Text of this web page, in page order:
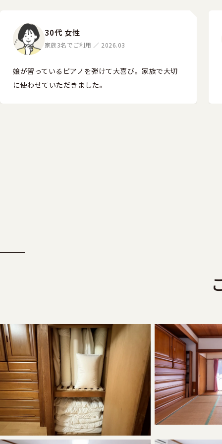
30代 女性
家族3名でご利用 ／ 2026.03
娘が習っているピアノを弾けて大喜び。家族で大切
に使わせていただきました。